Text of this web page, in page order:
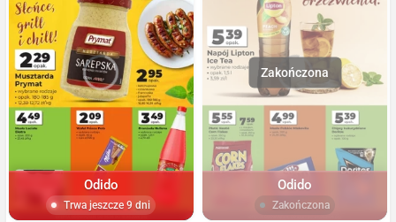
Odido
Trwa jeszcze 9 dni
Odido
Zakończona